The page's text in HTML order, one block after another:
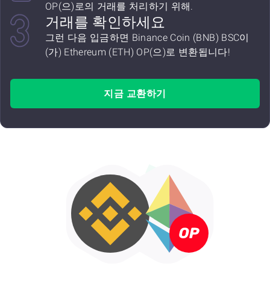
OP(으)로의 거래를 처리하기 위해.
거래를 확인하세요
그런 다음 입금하면 Binance Coin (BNB) BSC이
(가) Ethereum (ETH) OP(으)로 변환됩니다!
지금 교환하기